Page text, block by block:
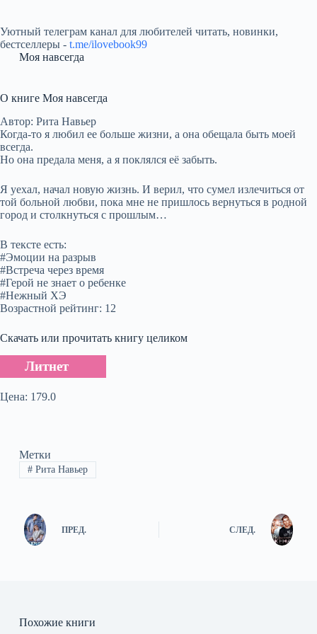
Уютный телеграм канал для любителей читать, новинки,
бестселлеры - t.me/ilovebook99
Моя навсегда
О книге Моя навсегда
Автор: Рита Навьер
Когда-то я любил ее больше жизни, а она обещала быть моей
всегда.
Но она предала меня, а я поклялся её забыть.
Я уехал, начал новую жизнь. И верил, что сумел излечиться от
той больной любви, пока мне не пришлось вернуться в родной
город и столкнуться с прошлым…
В тексте есть:
#Эмоции на разрыв
#Встреча через время
#Герой не знает о ребенке
#Нежный ХЭ
Возрастной рейтинг: 12
Скачать или прочитать книгу целиком
Литнет
Цена: 179.0
Метки
#Рита Навьер
ПРЕД. СЛЕД.
Похожие книги